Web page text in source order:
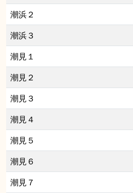
潮浜２
潮浜３
潮見１
潮見２
潮見３
潮見４
潮見５
潮見６
潮見７